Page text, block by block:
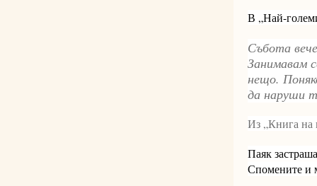
В „Най-
Събота
Занимавам
нещо.
да наруши
Из „Книга на
Паяк
Спомените и